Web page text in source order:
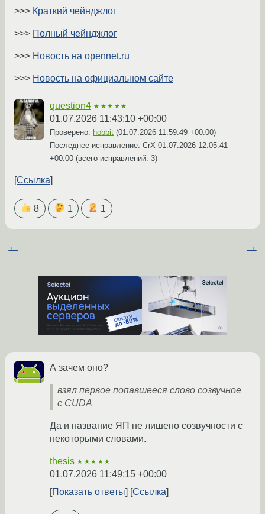
>>> Краткий чейнджлог
>>> Полный чейнджлог
>>> Новость на opennet.ru
>>> Новость на официальном сайте
question4 ★★★★★
01.07.2026 11:43:10 +00:00
Проверено: hobbit (01.07.2026 11:59:49 +00:00)
Последнее исправление: CrX 01.07.2026 12:05:41
+00:00 (всего исправлений: 3)
Ссылка
8 1 1
← →
А зачем оно?
взял первое попавшееся слово созвучное
с CUDA
Да и название ЯП не лишено созвучности с
некоторыми словами.
thesis ★★★★★
01.07.2026 11:49:15 +00:00
Показать ответы
Ссылка